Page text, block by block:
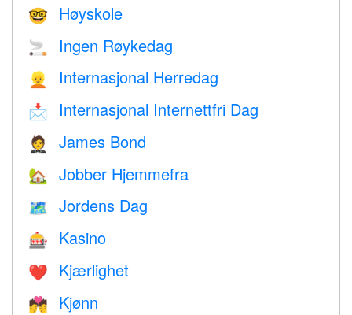
🤓 Høyskole
🚬 Ingen Røykedag
👱 Internasjonal Herredag
📩 Internasjonal Internettfri Dag
🤵 James Bond
🏡 Jobber Hjemmefra
🗺️ Jordens Dag
🎰 Kasino
❤️️ Kjærlighet
💏 Kjønn